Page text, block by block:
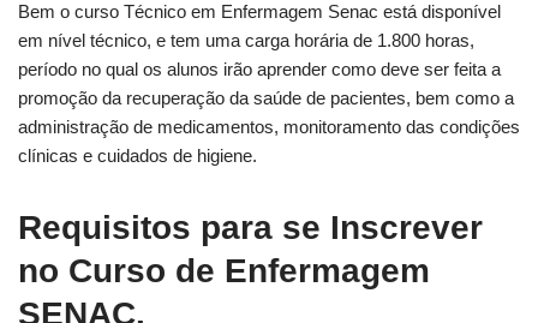
Bem o curso Técnico em Enfermagem Senac está disponível
em nível técnico, e tem uma carga horária de 1.800 horas,
período no qual os alunos irão aprender como deve ser feita a
promoção da recuperação da saúde de pacientes, bem como a
administração de medicamentos, monitoramento das condições
clínicas e cuidados de higiene.
Requisitos para se Inscrever
no Curso de Enfermagem
SENAC.